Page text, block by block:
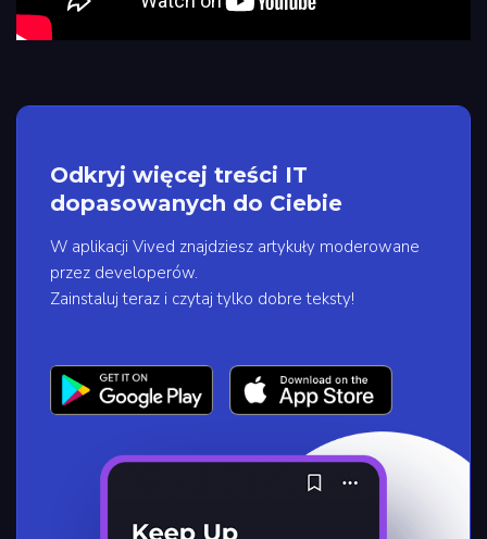
Odkryj więcej treści IT
dopasowanych do Ciebie
W aplikacji Vived znajdziesz artykuły moderowane
przez developerów.
Zainstaluj teraz i czytaj tylko dobre teksty!